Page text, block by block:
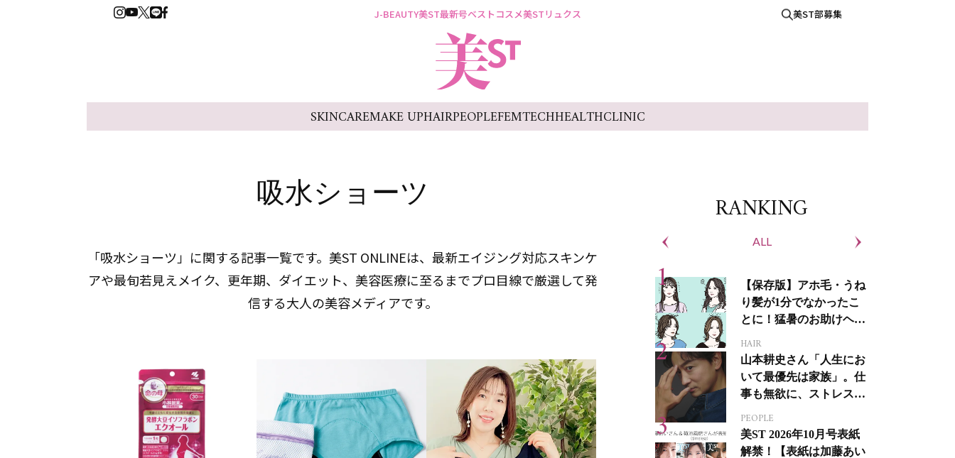
J-BEAUTY美ST最新号ベストコスメ美STリュクス 美ST部募集
SKINCAREMAKE UPHAIRPEOPLEFEMTECHHEALTHCLINIC
吸水ショーツ
「吸水ショーツ」に関する記事一覧です。美ST ONLINEは、最新エイジング対応スキンケ
アや最旬若見えメイク、更年期、ダイエット、美容医療に至るまでプロ目線で厳選して発
信する大人の美容メディアです。
RANKING
ALL
【保存版】アホ毛・うね
り髪が1分でなかったこ
とに！猛暑のお助けヘア
HAIR
山本耕史さん「人生にお
いて最優先は家族」。仕
事も無欲に、ストレスを
PEOPLE
美ST 2026年10月号表紙
解禁！【表紙は加藤あい